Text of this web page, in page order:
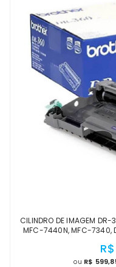
CILINDRO DE IMAGEM
MFC-7440N, MFC-7340,
ou R$